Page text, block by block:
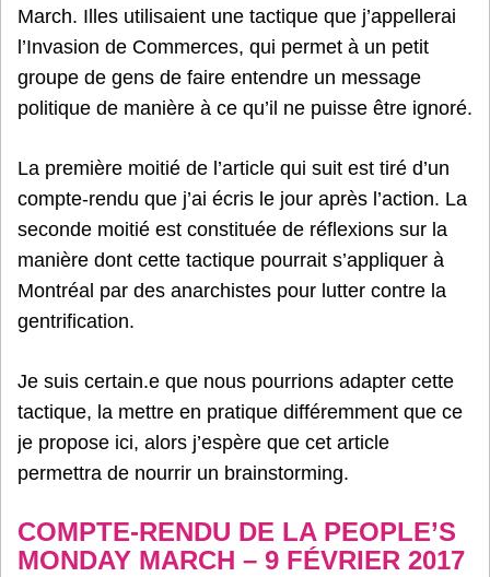
March. Illes utilisaient une tactique que j’appellerai
l’Invasion de Commerces, qui permet à un petit
groupe de gens de faire entendre un message
politique de manière à ce qu’il ne puisse être ignoré.
La première moitié de l’article qui suit est tiré d’un
compte-rendu que j’ai écris le jour après l’action. La
seconde moitié est constituée de réflexions sur la
manière dont cette tactique pourrait s’appliquer à
Montréal par des anarchistes pour lutter contre la
gentrification.
Je suis certain.e que nous pourrions adapter cette
tactique, la mettre en pratique différemment que ce
je propose ici, alors j’espère que cet article
permettra de nourrir un brainstorming.
COMPTE-RENDU DE LA PEOPLE’S
MONDAY MARCH – 9 FÉVRIER 2017